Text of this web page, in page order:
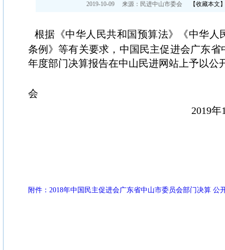
2019-10-09 来源： 民进中山市委会 【收藏本文
根据《中华人民共和国预算法》《中华人
条例》等有关要求，中国民主促进会广东省
年度部门决算报告在中山民进网站上予以公
会
2019年10月
附件：2018年中国民主促进会广东省中山市委员会部门决算 公